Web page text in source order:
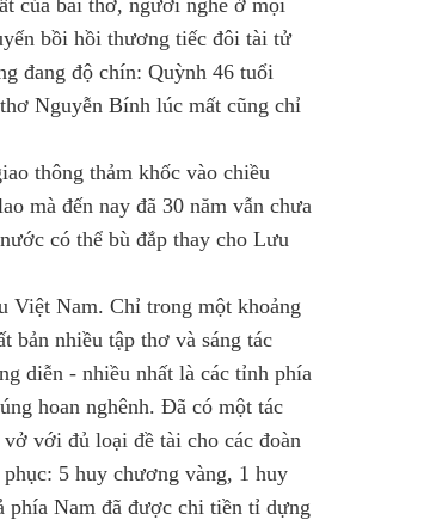
bồi hồi thương tiếc đôi tài tử
đang độ chín: Quỳnh 46 tuổi
Nguyễn Bính lúc mất cũng chỉ
thông thảm khốc vào chiều
mà đến nay đã 30 năm vẫn chưa
có thể bù đắp thay cho Lưu
Việt Nam. Chỉ trong một khoảng
bản nhiều tập thơ và sáng tác
diễn - nhiều nhất là các tỉnh phía
hoan nghênh. Đã có một tác
với đủ loại đề tài cho các đoàn
5 huy chương vàng, 1 huy
phía Nam đã được chi tiền tỉ dựng